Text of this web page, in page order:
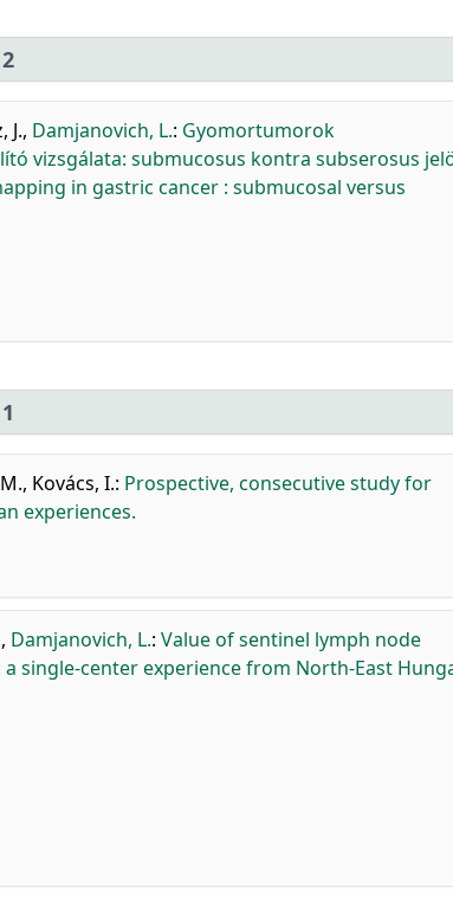
J., Damjanovich, L.: Gyomortumorok
vizsgálata: submucosus kontra subserosus
in gastric cancer : submucosal versus
, Kovács, I.: Prospective, consecutive study for
experiences.
, Damjanovich, L.: Value of sentinel lymph node
single-center experience from North-East